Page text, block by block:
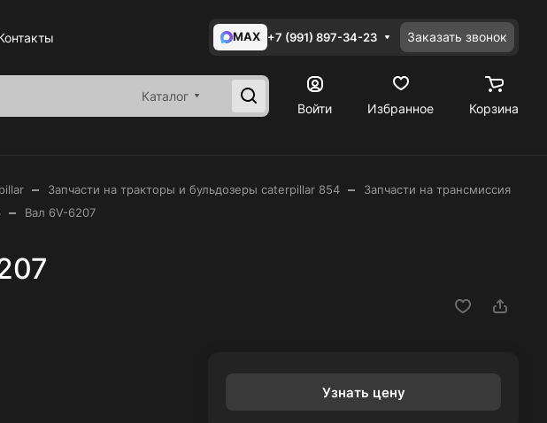
MAX +7 (991) 897-34-23 Заказать звонок
Каталог
Войти
Избранное Корзина
– Запчасти на тракторы и бульдозеры caterpillar 854 –
Запчасти на трансмиссия
– Вал 6V-6207
Узнать цену